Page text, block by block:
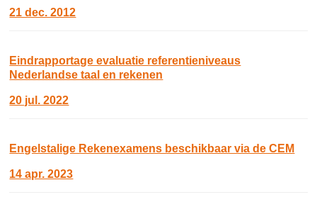
21 dec. 2012
Eindrapportage evaluatie referentieniveaus
Nederlandse taal en rekenen
20 jul. 2022
Engelstalige Rekenexamens beschikbaar via de CEM
14 apr. 2023